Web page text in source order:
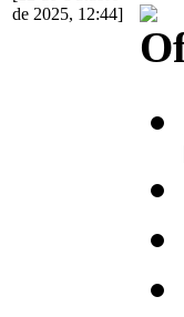
de 2025, 12:44]